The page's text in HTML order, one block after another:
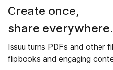
Create once,
share everywhere.
Issuu turns PDFs and other
flipbooks and engaging